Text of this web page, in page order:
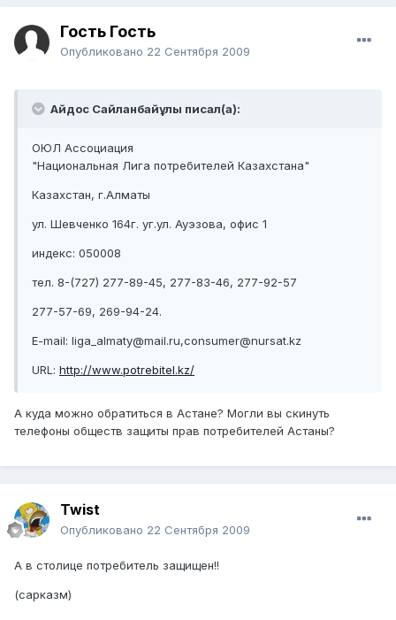
Гость Гость
Опубликовано 22 Сентября 2009
Айдос Сайланбайұлы писал(а):
ОЮЛ Ассоциация
"Национальная Лига потребителей Казахстана"
Казахстан, г.Алматы
ул. Шевченко 164г. уг.ул. Ауэзова, офис 1
индекс: 050008
тел. 8-(727) 277-89-45, 277-83-46, 277-92-57
277-57-69, 269-94-24.
E-mail: liga_almaty@mail.ru,consumer@nursat.kz
URL: http://www.potrebitel.kz/
А куда можно обратиться в Астане? Могли вы скинуть
телефоны обществ защиты прав потребителей Астаны?
Twist
Опубликовано 22 Сентября 2009
А в столице потребитель защищен!!
(сарказм)